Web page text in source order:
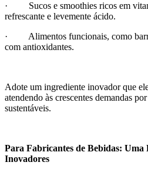
· Sucos e smoothies ricos em
refrescante e levemente ácido.
· Alimentos funcionais, como
com antioxidantes.
Adote um ingrediente inovador que
atendendo às crescentes demandas
sustentáveis.
Para Fabricantes de Bebidas: Uma
Inovadores